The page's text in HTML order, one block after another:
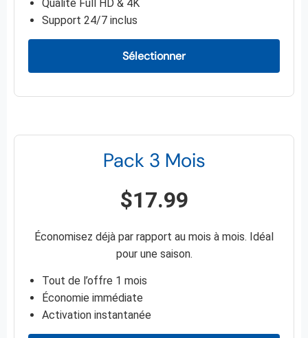
Qualité Full HD & 4K
Support 24/7 inclus
Sélectionner
Pack 3 Mois
$17.99
Économisez déjà par rapport au mois à mois. Idéal
pour une saison.
Tout de l’offre 1 mois
Économie immédiate
Activation instantanée